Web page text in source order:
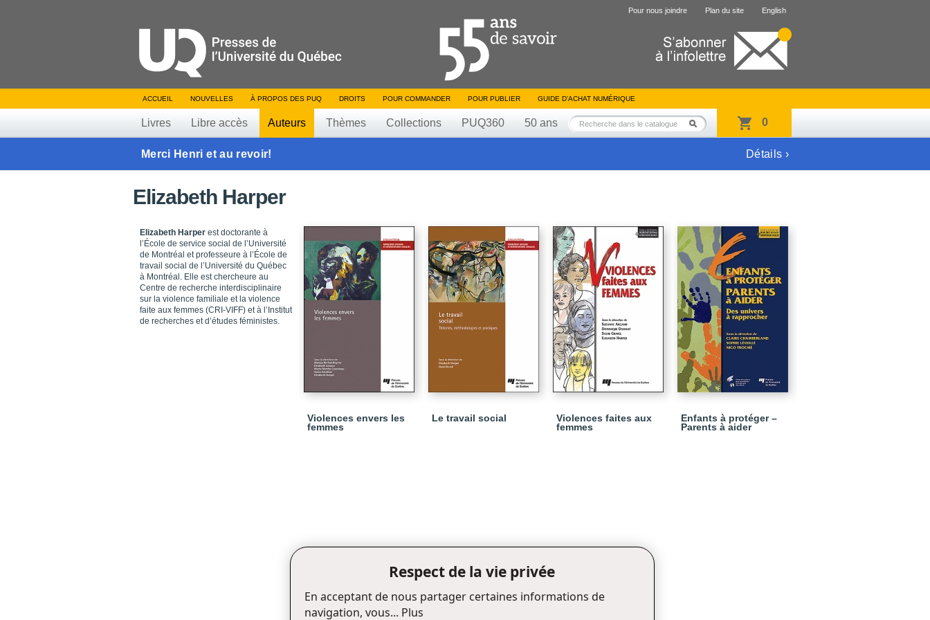
Pour nous joindre Plan du site English
ACCUEIL NOUVELLES À PROPOS DES PUQ DROITS POUR COMMANDER POUR PUBLIER GUIDE D’ACHAT NUMÉRIQUE
Livres Libre accès Auteurs Thèmes Collections PUQ360 50 ans 0
Merci Henri et au revoir! Détails ›
Elizabeth Harper
Elizabeth Harper est doctorante à
l’École de service social de l’Université
de Montréal et professeure à l’École de
travail social de l’Université du Québec
à Montréal. Elle est chercheure au
Centre de recherche interdisciplinaire
sur la violence familiale et la violence
faite aux femmes (CRI-VIFF) et à l’Institut
de recherches et d’études féministes.
Violences envers les
femmes
Le travail social
Violences faites aux
femmes
Enfants à protéger –
Parents à aider
Respect de la vie privée
En acceptant de nous partager certaines informations de
navigation, vous... Plus